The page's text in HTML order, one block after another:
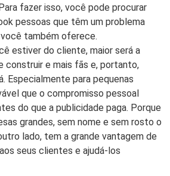
fazer isso, você pode procurar
pessoas que têm um problema
também oferece.
estiver do cliente, maior será a
construir e mais fãs e, portanto,
Especialmente para pequenas
que o compromisso pessoal
do que a publicidade paga. Porque
grandes, sem nome e sem rosto o
lado, tem a grande vantagem de
seus clientes e ajudá-los